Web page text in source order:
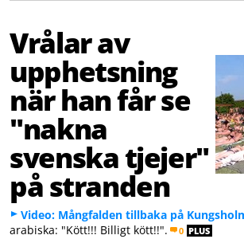
Vrålar av
upphetsning
när han får se
"nakna
svenska tjejer"
på stranden
Video: Mångfalden tillbaka på
arabiska: "Kött!!! Billigt kött!!".
0 PLUS